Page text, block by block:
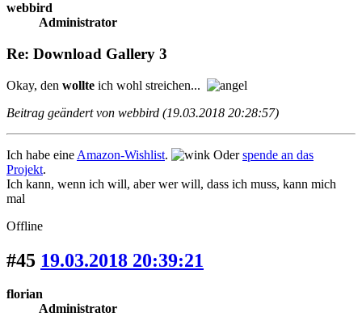
webbird
Administrator
Re: Download Gallery 3
Okay, den wollte ich wohl streichen...
Beitrag geändert von webbird (19.03.2018 20:28:57)
Ich habe eine Amazon-Wishlist. Oderspende an das
Projekt.
Ich kann, wenn ich will, aber wer will, dass ich muss, kann mich
mal
Offline
#45 19.03.2018 20:39:21
florian
Administrator